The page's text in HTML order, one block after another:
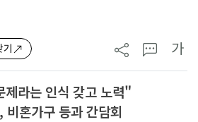
기 가
라는 인식 갖고 노력"
혼가구 등과 간담회